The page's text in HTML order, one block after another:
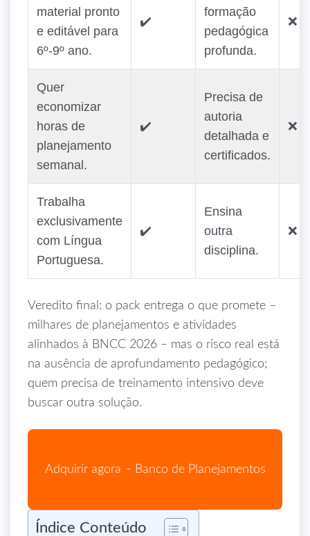
material pronto
e editável para
6º‑9º ano.
✔️
formação
pedagógica
profunda.
❌
Quer
economizar
horas de
planejamento
semanal.
✔️
Precisa de
autoria
detalhada e
certificados.
❌
Trabalha
exclusivamente
com Língua
Portuguesa.
✔️
Ensina
outra
disciplina.
❌
Veredito final: o pack entrega o que promete –
milhares de planejamentos e atividades
alinhados à BNCC 2026 – mas o risco real está
na ausência de aprofundamento pedagógico;
quem precisa de treinamento intensivo deve
buscar outra solução.
Adquirir agora – Banco de Planejamentos
Índice Conteúdo